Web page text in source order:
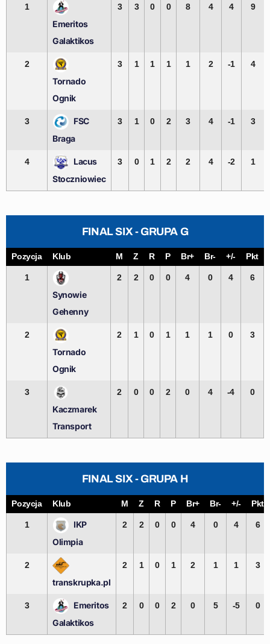
1
Emeritos
Galaktikos
3 3 0 0 8 4 4 9
2
Tornado
Ognik
3 1 1 1 1 2 -1 4
3
FSC
Braga
3 1 0 2 3 4 -1 3
4
Lacus
Stoczniowiec
3 0 1 2 2 4 -2 1
FINAL SIX - GRUPA G
Pozycja Klub M Z R P Br+ Br- +/- Pkt
1
Synowie
Gehenny
2 2 0 0 4 0 4 6
2
Tornado
Ognik
2 1 0 1 1 1 0 3
3
Kaczmarek
Transport
2 0 0 2 0 4 -4 0
FINAL SIX - GRUPA H
Pozycja Klub M Z R P Br+ Br- +/- Pkt
1
IKP
Olimpia
2 2 0 0 4 0 4 6
2
transkrupka.pl
2 1 0 1 2 1 1 3
3
Emeritos
Galaktikos
2 0 0 2 0 5 -5 0